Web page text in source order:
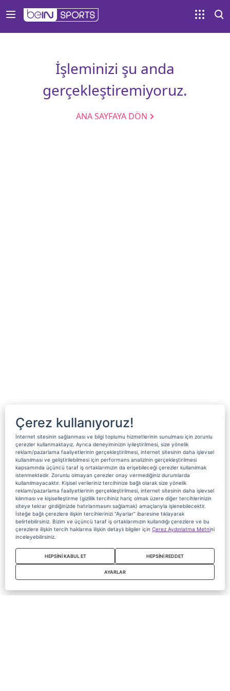
İşleminizi şu anda
gerçekleştiremiyoruz.
ANA SAYFAYA DÖN
Çerez kullanıyoruz!
İnternet sitesinin sağlanması ve bilgi toplumu hizmetlerinin sunulması için zorunlu
çerezler kullanmaktayız. Ayrıca deneyiminizin iyileştirilmesi, size yönelik
reklam/pazarlama faaliyetlerinin gerçekleştirilmesi, internet sitesinin daha işlevsel
kullanılması ve geliştirilebilmesi için performans analizinin gerçekleştirilmesi
kapsamında üçüncü taraf iş ortaklarımızın da erişebileceği çerezler kullanılmak
istenmektedir. Zorunlu olmayan çerezler onay vermediğiniz durumlarda
kullanılmayacaktır. Kişisel verileriniz tercihinize bağlı olarak size yönelik
reklam/pazarlama faaliyetlerinin gerçekleştirilmesi, internet sitesinin daha işlevsel
kılınması ve kişiselleştirme (gizlilik tercihiniz hariç olmak üzere diğer tercihlerinizin
siteye tekrar girdiğinizde hatırlanmasını sağlamak) amaçlarıyla işlenebilecektir.
İsteğe bağlı çerezlere ilişkin tercihlerinizi “Ayarlar” ibaresine tıklayarak
belirtebilirsiniz. Bizim ve üçüncü taraf iş ortaklarımızın kullandığı çerezlere ve bu
çerezlere ilişkin tercih haklarına ilişkin detaylı bilgiler için Çerez Aydınlatma Metnini
inceleyebilirsiniz.
HEPSİNİ KABUL ET HEPSİNİ REDDET
AYARLAR